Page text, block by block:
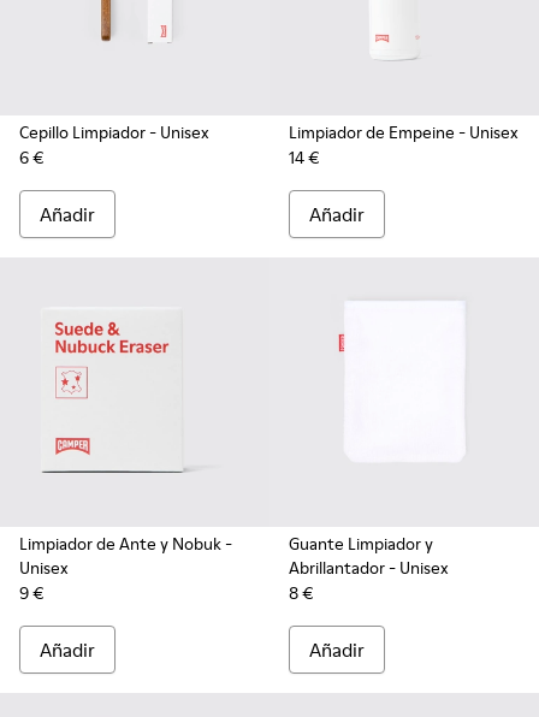
Cepillo Limpiador- Unisex
6 €
Añadir
Limpiador de Empeine - Unisex
14 €
Añadir
Limpiador de Ante y Nobuk-
Unisex
9 €
Añadir
Guante Limpiador y
Abrillantador- Unisex
8 €
Añadir